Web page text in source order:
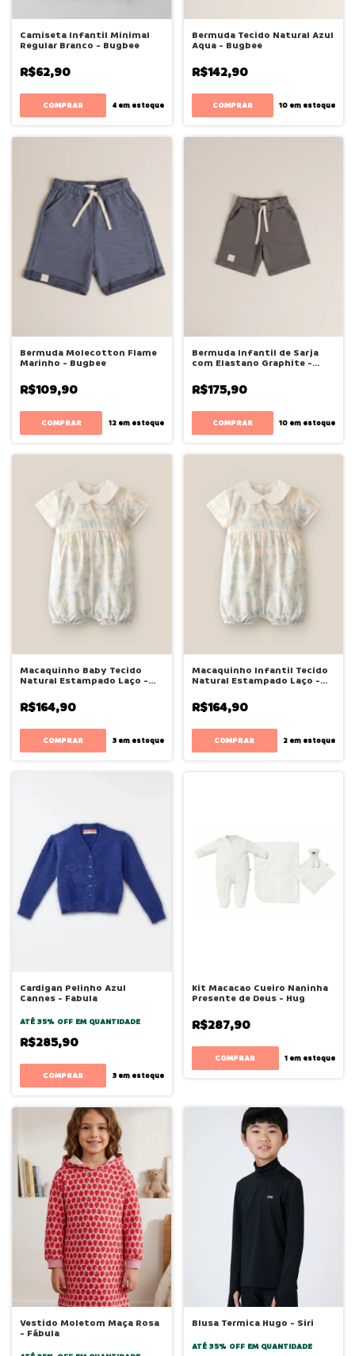
Camiseta Infantil Minimal
Regular Branco - Bugbee
R$62,90
COMPRAR 4em estoque
Bermuda Tecido Natural Azul
Aqua - Bugbee
R$142,90
COMPRAR 10 em estoque
Bermuda Molecotton Flame
Marinho - Bugbee
R$109,90
COMPRAR 12em estoque
Bermuda Infantil de Sarja
com Elastano Graphite -
R$175,90
COMPRAR 10 em estoque
Macaquinho Baby Tecido
Natural Estampado Laço -
R$164,90
COMPRAR 3em estoque
Macaquinho Infantil Tecido
Natural Estampado Laço -
R$164,90
COMPRAR 2 em estoque
Cardigan Pelinho Azul
Cannes - Fabula
ATÉ 35% OFF EM QUANTIDADE
R$285,90
COMPRAR 3em estoque
Kit Macacao Cueiro Naninha
Presente de Deus - Hug
R$287,90
COMPRAR 1 em estoque
Vestido Moletom Maça Rosa
- Fábula
Blusa Termica Hugo - Siri
ATÉ 35% OFF EM QUANTIDADE